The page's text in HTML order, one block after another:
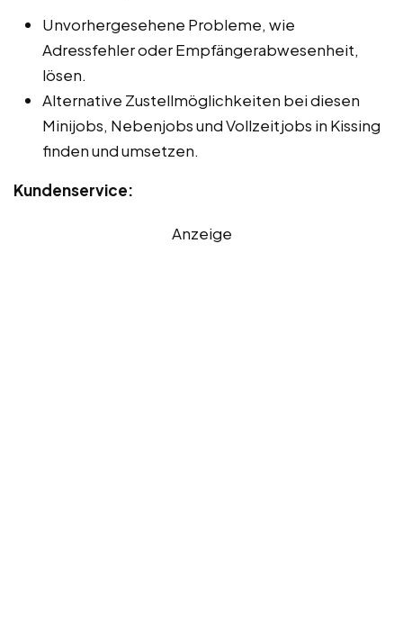
Unvorhergesehene Probleme, wie
Adressfehler oder Empfängerabwesenheit,
lösen.
Alternative Zustellmöglichkeiten bei diesen
Minijobs, Nebenjobs und Vollzeitjobs in Kissing
finden und umsetzen.
Kundenservice:
Anzeige